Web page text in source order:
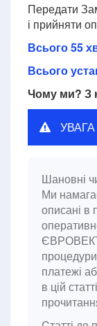
Передати
і прийняти
Всього 55
Всього
Чому ми? З
УВАГА
Шановні
Ми
описані в
платежі
в цій